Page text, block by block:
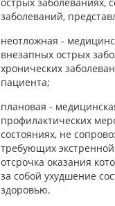
заболеваний,
неотложная -
внезапных острых
хронических
пациента;
плановая -
профилактических
состояниях, не
требующих
отсрочка оказания
за собой ухудшение
здоровью.